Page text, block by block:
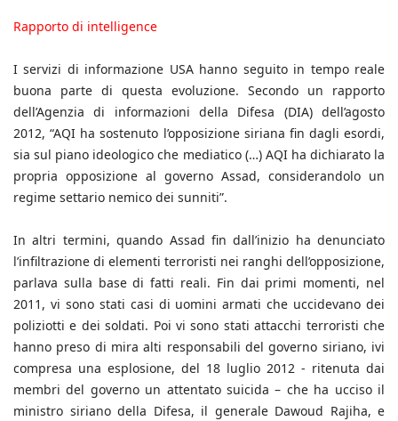
Rapporto di intelligence
I servizi di informazione USA hanno seguito in tempo reale
buona parte di questa evoluzione. Secondo un rapporto
dell’Agenzia di informazioni della Difesa (DIA) dell’agosto
2012, “AQI ha sostenuto l’opposizione siriana fin dagli esordi,
sia sul piano ideologico che mediatico (…) AQI ha dichiarato la
propria opposizione al governo Assad, considerandolo un
regime settario nemico dei sunniti”.
In altri termini, quando Assad fin dall’inizio ha denunciato
l’infiltrazione di elementi terroristi nei ranghi dell’opposizione,
parlava sulla base di fatti reali. Fin dai primi momenti, nel
2011, vi sono stati casi di uomini armati che uccidevano dei
poliziotti e dei soldati. Poi vi sono stati attacchi terroristi che
hanno preso di mira alti responsabili del governo siriano, ivi
compresa una esplosione, del 18 luglio 2012 - ritenuta dai
membri del governo un attentato suicida – che ha ucciso il
ministro siriano della Difesa, il generale Dawoud Rajiha, e